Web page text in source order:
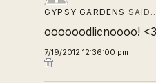
GYPSY GARDENS
oooooodlicnoooo! <3
7/19/2012 12:36:00 pm